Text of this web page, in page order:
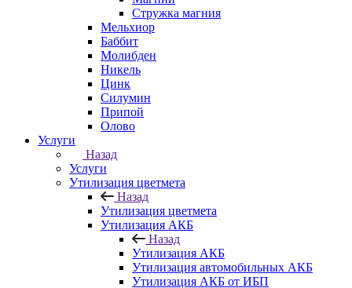
Стружка магния
Мельхиор
Баббит
Молибден
Никель
Цинк
Силумин
Припой
Олово
Услуги
Назад
Услуги
Утилизация цветмета
Назад
Утилизация цветмета
Утилизация АКБ
Назад
Утилизация АКБ
Утилизация автомобильных АКБ
Утилизация АКБ от ИБП